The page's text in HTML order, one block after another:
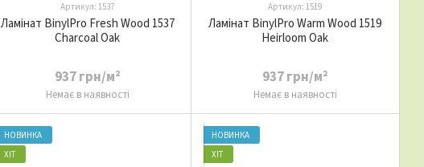
Артикул: 1537
Ламінат BinylPro Fresh Wood 1537
Charcoal Oak
937 грн/м²
Немає в наявності
Артикул: 1519
Ламінат BinylPro Warm Wood 1519
Heirloom Oak
937 грн/м²
Немає в наявності
НОВИНКА
ХІТ
НОВИНКА
ХІТ